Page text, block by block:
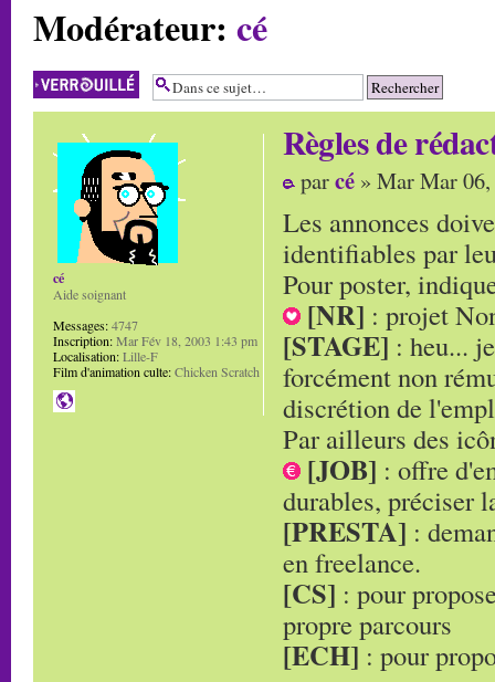
Modérateur: cé
Sujet verrouillé
Règles de
parcé » Mar Mar
Les annonces
identifiables par
Pour poster,
[NR] : projet
[STAGE] : heu...
forcément non
discrétion de
Par ailleurs des
[JOB] : offre
durables, préciser
[PRESTA] :
en freelance.
[CS] : pour
propre parcours
[ECH] : pour
cé
Aide soignant
Messages:4747
Inscription:Mar Fév 18, 2003 1:43 pm
Localisation:Lille-F
Film d'animation culte:Chicken Scratch